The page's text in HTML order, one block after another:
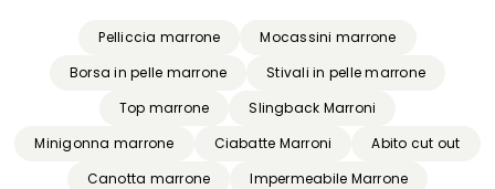
Pelliccia marrone
Mocassini marrone
Borsa in pelle marrone
Stivali in pelle marrone
Top marrone
Slingback Marroni
Minigonna marrone
Ciabatte Marroni
Abito cut out
Canotta marrone
Impermeabile Marrone